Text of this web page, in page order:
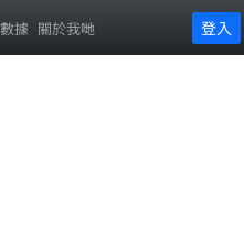
據 關於我哋 登入